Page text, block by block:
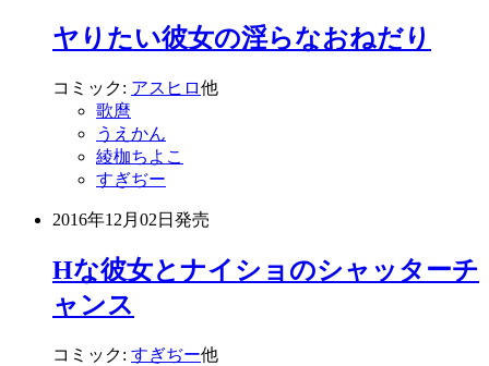
ヤりたい彼女の淫らなおねだり
コミック: アスヒロ他
歌麿
うえかん
綾枷ちよこ
すぎぢー
2016年12月02日 発売
Hな彼女とナイショのシャッターチ
ャンス
コミック: すぎぢー他